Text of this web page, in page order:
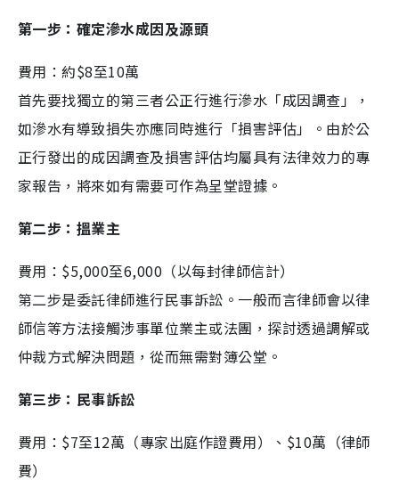
第一步：確定滲水成因及源頭
費用：約$8至10萬
首先要找獨立的第三者公正行進行滲水「成因調查」，
如滲水有導致損失亦應同時進行「損害評估」。由於公
正行發出的成因調查及損害評估均屬具有法律效力的專
家報告，將來如有需要可作為呈堂證據。
第二步：搵業主
費用：$5,000至6,000（以每封律師信計）
第二步是委託律師進行民事訴訟。一般而言律師會以律
師信等方法接觸涉事單位業主或法團，探討透過調解或
仲裁方式解決問題，從而無需對簿公堂。
第三步：民事訴訟
費用：$7至12萬（專家出庭作證費用）、$10萬（律師
費）